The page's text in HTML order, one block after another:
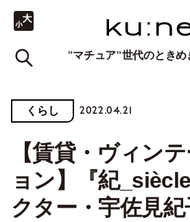
"マチュア"世代のときめ
くらし 2022.04.21
【賃貸・ヴィン
ョン】『紀
クター・宇佐見